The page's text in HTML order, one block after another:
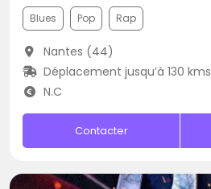
Blues Pop Rap
Nantes (44)
Déplacement jusqu’à 130 kms
N.C
Contacter